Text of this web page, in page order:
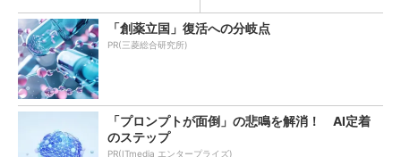
「創薬立国」復活への分岐点
PR(三菱総合研究所)
「プロンプトが面倒」の悲鳴を解消！ AI定着
のステップ
PR(ITmedia エンタープライズ)